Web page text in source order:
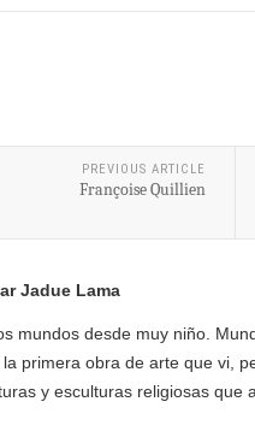
PREVIOUS ARTICLE
Françoise Quillien
Jadue Lama
mundos desde muy niño.
primera obra de arte que vi,
y esculturas religiosas que